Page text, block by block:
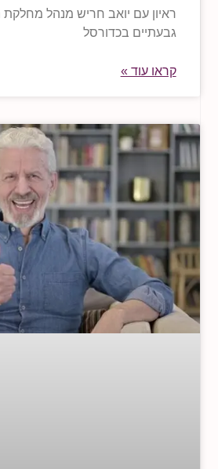
ראיון עם יואב חריש מנהל מחלקת
גבעתיים בכדורסל
קראו עוד »